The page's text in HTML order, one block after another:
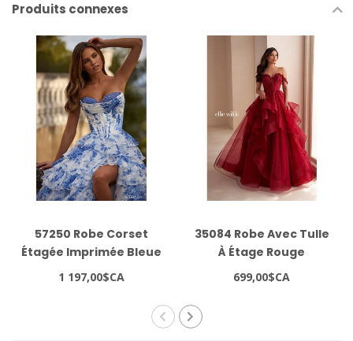
Produits connexes
57250 Robe Corset
Étagée Imprimée Bleue
1 197,00$CA
35084 Robe Avec Tulle
À Étage Rouge
699,00$CA